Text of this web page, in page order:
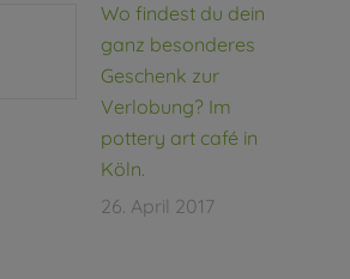
Wo findest du dein
ganz besonderes
Geschenk zur
Verlobung? Im
pottery art café in
Köln.
26. April 2017